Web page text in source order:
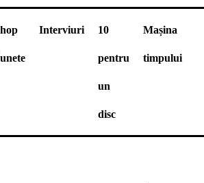
Interviuri 10
pentru
un
disc
Mașina
timpului